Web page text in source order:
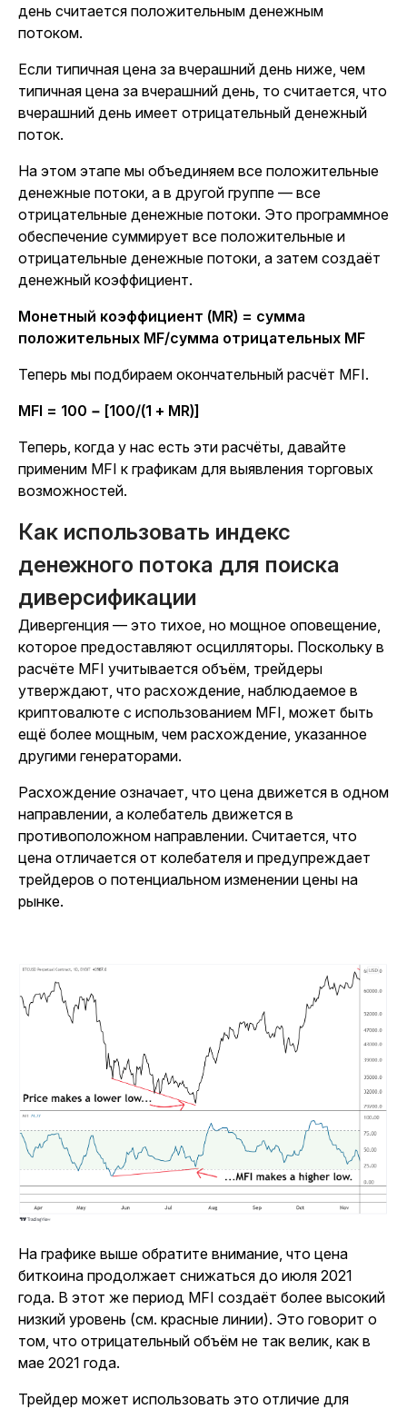
день считается положительным денежным
потоком.
Если типичная цена за вчерашний день ниже, чем
типичная цена за вчерашний день, то считается, что
вчерашний день имеет отрицательный денежный
поток.
На этом этапе мы объединяем все положительные
денежные потоки, а в другой группе — все
отрицательные денежные потоки. Это программное
обеспечение суммирует все положительные и
отрицательные денежные потоки, а затем создаёт
денежный коэффициент.
Монетный коэффициент (MR) = сумма
положительных MF/сумма отрицательных MF
Теперь мы подбираем окончательный расчёт MFI.
MFI = 100 − [100/(1 + MR)]
Теперь, когда у нас есть эти расчёты, давайте
применим MFI к графикам для выявления торговых
возможностей.
Как использовать индекс
денежного потока для поиска
диверсификации
Дивергенция — это тихое, но мощное оповещение,
которое предоставляют осцилляторы. Поскольку в
расчёте MFI учитывается объём, трейдеры
утверждают, что расхождение, наблюдаемое в
криптовалюте с использованием MFI, может быть
ещё более мощным, чем расхождение, указанное
другими генераторами.
Расхождение означает, что цена движется в одном
направлении, а колебатель движется в
противоположном направлении. Считается, что
цена отличается от колебателя и предупреждает
трейдеров о потенциальном изменении цены на
рынке.
На графике выше обратите внимание, что цена
биткоина продолжает снижаться до июля 2021
года. В этот же период MFI создаёт более высокий
низкий уровень (см. красные линии). Это говорит о
том, что отрицательный объём не так велик, как в
мае 2021 года.
Трейдер может использовать это отличие для